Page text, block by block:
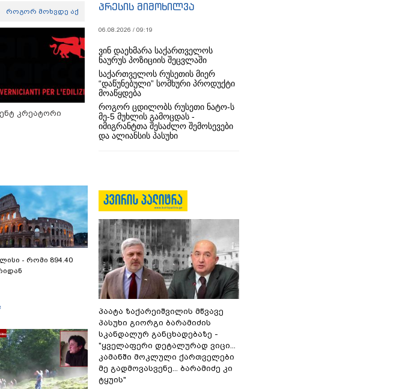
როგორ მოხვდე აქ
კრეატორი
- რომი 894.40
პრესის მიმოხილვა
06.08.2026 / 09:19
ვინ დაეხმარა საქართველოს
ნაურუს პოზიციის შეცვლაში
საქართველოს რუსეთის მიერ
“დაწუნებული” სომხური პროდუქტი
მოაწყდება
როგორ ცდილობს რუსეთი ნატო-ს
მე-5 მუხლის გამოცდას -
იმიგრანტთა შესაძლო შემოსევები
და ალიანსის პასუხი
პაატა ზაქარეიშვილის მწვავე
პასუხი გიორგი ბარამიძის
სკანდალურ განცხადებაზე -
"ყველაფერი დეტალურად ვიცი...
კამანში მოკლული ქართველები
მე გადმოვასვენე... ბარამიძე კი
ტყუის"